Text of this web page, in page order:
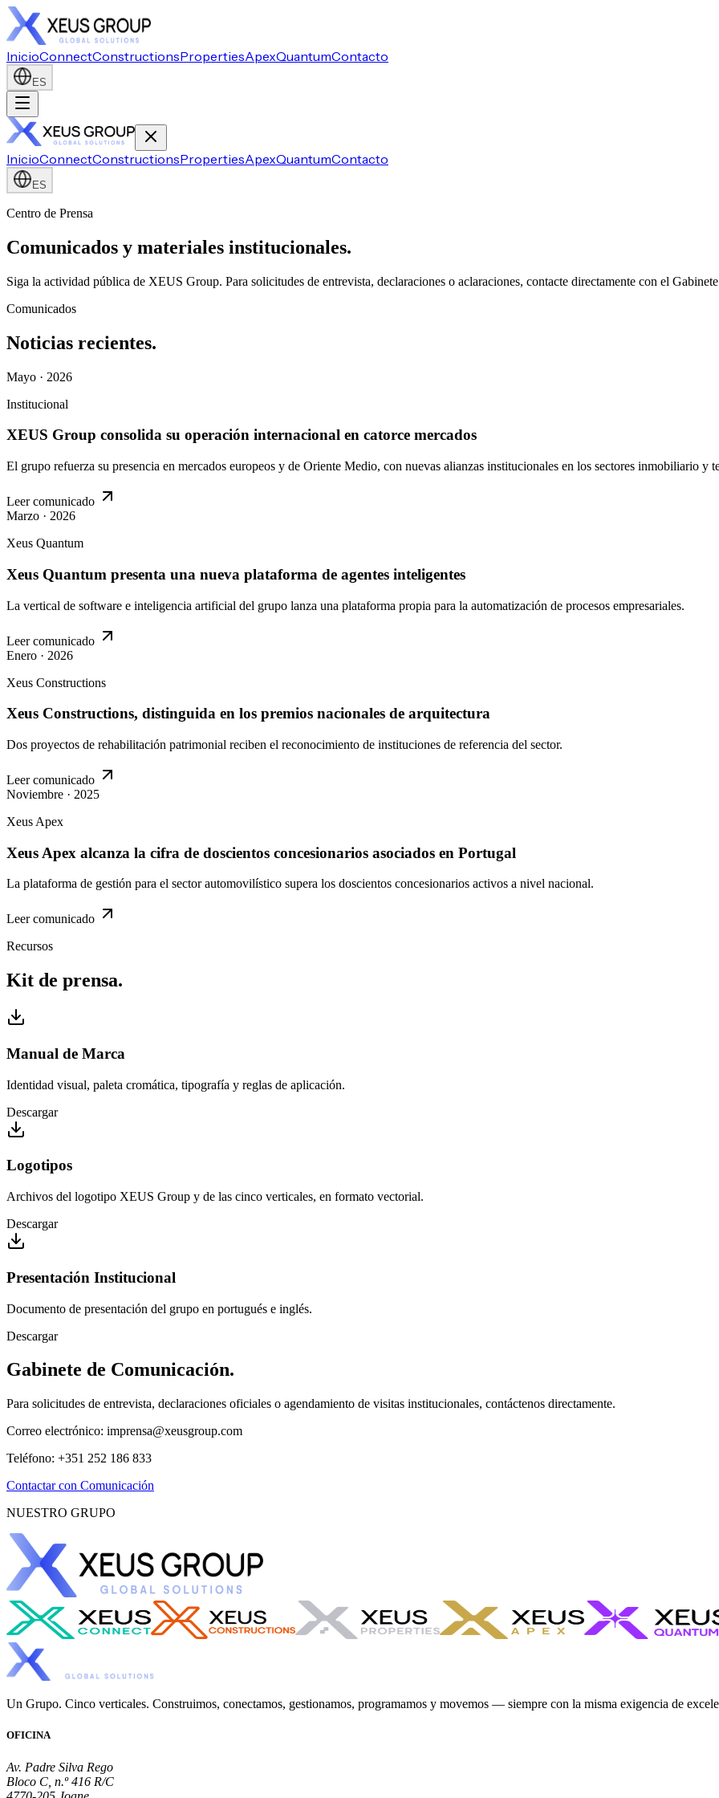
InicioConnectConstructionsPropertiesApexQuantumContacto
ES
InicioConnectConstructionsPropertiesApexQuantumContacto
ES
Centro de Prensa
Comunicados y materiales institucionales.
Siga la actividad pública de XEUS Group. Para solicitudes de entrevista, declaraciones o aclaraciones, contacte directamente con el
Comunicados
Noticias recientes.
Mayo · 2026
Institucional
XEUS Group consolida su operación internacional en catorce mercados
El grupo refuerza su presencia en mercados europeos y de Oriente Medio, con nuevas alianzas institucionales en los sectores inmobiliario y
Leer comunicado
Marzo · 2026
Xeus Quantum
Xeus Quantum presenta una nueva plataforma de agentes inteligentes
La vertical de software e inteligencia artificial del grupo lanza una plataforma propia para la automatización de procesos empresariales.
Leer comunicado
Enero · 2026
Xeus Constructions
Xeus Constructions, distinguida en los premios nacionales de arquitectura
Dos proyectos de rehabilitación patrimonial reciben el reconocimiento de instituciones de referencia del sector.
Leer comunicado
Noviembre · 2025
Xeus Apex
Xeus Apex alcanza la cifra de doscientos concesionarios asociados en Portugal
La plataforma de gestión para el sector automovilístico supera los doscientos concesionarios activos a nivel nacional.
Leer comunicado
Recursos
Kit de prensa.
Manual de Marca
Identidad visual, paleta cromática, tipografía y reglas de aplicación.
Descargar
Logotipos
Archivos del logotipo XEUS Group y de las cinco verticales, en formato vectorial.
Descargar
Presentación Institucional
Documento de presentación del grupo en portugués e inglés.
Descargar
Gabinete de Comunicación.
Para solicitudes de entrevista, declaraciones oficiales o agendamiento de visitas institucionales, contáctenos directamente.
Correo electrónico: imprensa@xeusgroup.com
Teléfono: +351 252 186 833
Contactar con Comunicación
NUESTRO GRUPO
Un Grupo. Cinco verticales. Construimos, conectamos, gestionamos, programamos y movemos — siempre con la misma exigencia de
OFICINA
Av. Padre Silva Rego
Bloco C, n.º 416 R/C